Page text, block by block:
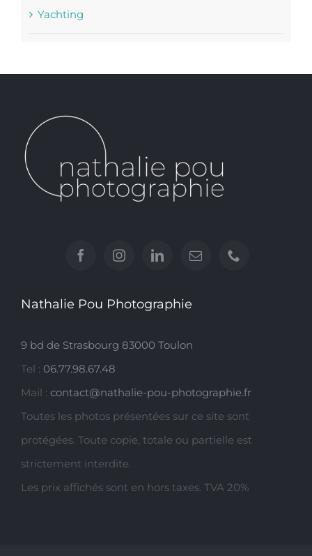
Yachting
Nathalie Pou Photographie
9 bd de Strasbourg 83000 Toulon
Tel : 06.77.98.67.48
Mail : contact@nathalie-pou-photographie.fr
Toutes les photos présentées sur ce site sont
protégées. Toute copie, totale ou partielle est
strictement interdite.
Les prix affichés sont en hors taxes. TVA 20%